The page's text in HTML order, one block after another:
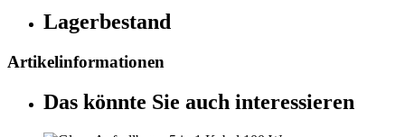
Lagerbestand
Artikelinformationen
Das könnte Sie auch interessieren